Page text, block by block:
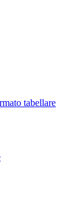
tabellare